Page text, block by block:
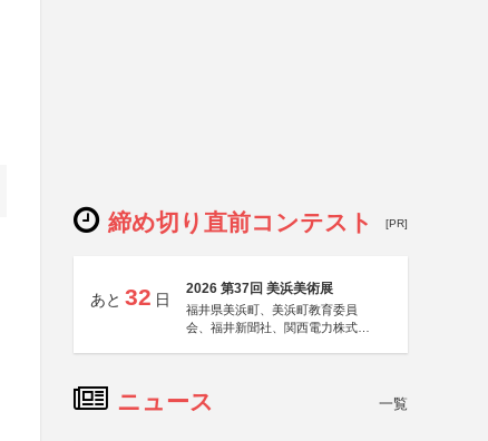
締め切り直前コンテスト [PR]
あと 32 日
2026 第37回 美浜美術展
福井県美浜町、美浜町教育委員
会、福井新聞社、関西電力株式会
ニュース 一覧